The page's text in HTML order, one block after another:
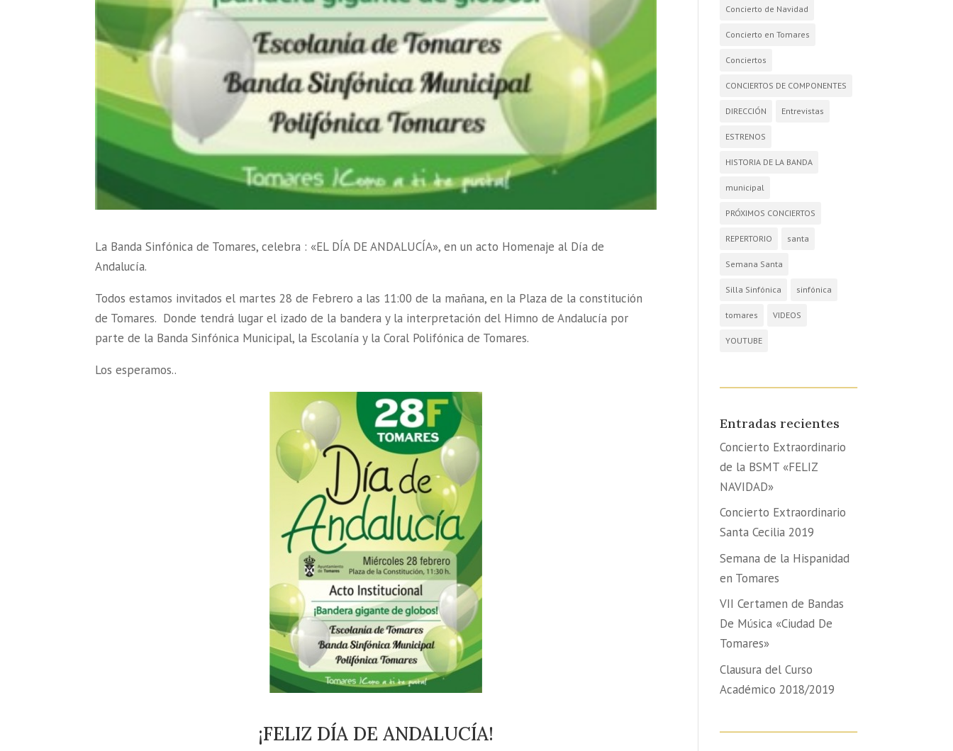
La Banda Sinfónica de Tomares, celebra : «EL DÍA DE ANDALUCÍA», en un acto Homenaje al Día de
Andalucía.
Todos estamos invitados el martes 28 de Febrero a las 11:00 de la mañana, en la Plaza de la constitución
de Tomares. Donde tendrá lugar el izado de la bandera y la interpretación del Himno de Andalucía por
parte de la Banda Sinfónica Municipal, la Escolanía y la Coral Polifónica de Tomares.
Los esperamos..
¡FELIZ DÍA DE ANDALUCÍA!
Concierto de Navidad
Concierto en Tomares
Conciertos
CONCIERTOS DE COMPONENTES
DIRECCIÓN Entrevistas
ESTRENOS
HISTORIA DE LA BANDA
municipal
PRÓXIMOS CONCIERTOS
REPERTORIO santa
Semana Santa
Silla Sinfónica sinfónica
tomares VIDEOS
YOUTUBE
Entradas recientes
Concierto Extraordinario
de la BSMT «FELIZ
NAVIDAD»
Concierto Extraordinario
Santa Cecilia 2019
Semana de la Hispanidad
en Tomares
VII Certamen de Bandas
De Música «Ciudad De
Tomares»
Clausura del Curso
Académico 2018/2019